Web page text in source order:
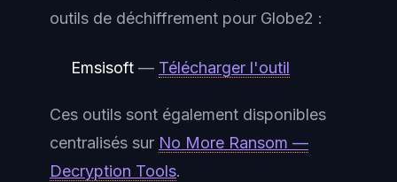
outils de déchiffrement pour Globe2 :
Emsisoft — Télécharger l'outil
Ces outils sont également disponibles
centralisés sur No More Ransom —
Decryption Tools.